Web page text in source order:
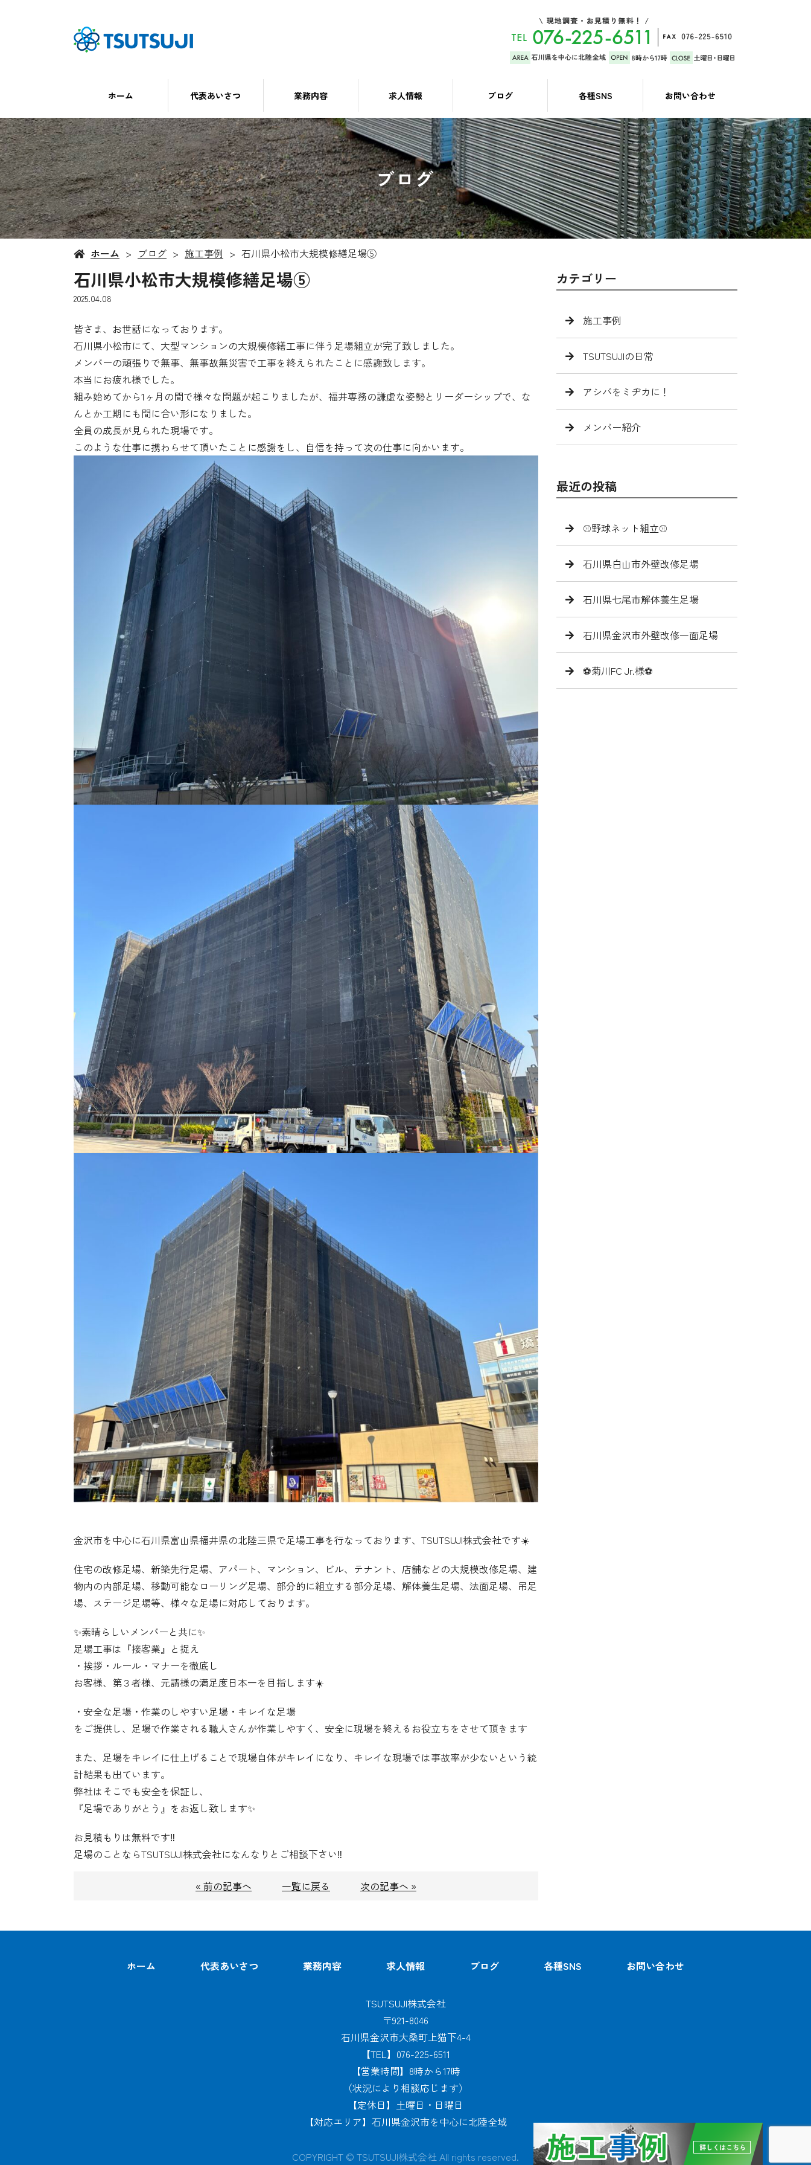
ホーム 代表あいさつ 業務内容 求人情報 ブログ 各種SNS お問い合わせ
ブログ
ホーム ブログ 施工事例 石川県小松市大規模修繕足場⑤
石川県小松市大規模修繕足場⑤
2025.04.08
皆さま、お世話になっております。
石川県小松市にて、大型マンションの大規模修繕工事に伴う足場組立が完了致しました。
メンバーの頑張りで無事、無事故無災害で工事を終えられたことに感謝致します。
本当にお疲れ様でした。
組み始めてから1ヶ月の間で様々な問題が起こりましたが、福井専務の謙虚な姿勢とリーダーシップで、な
んとか工期にも間に合い形になりました。
全員の成長が見られた現場です。
このような仕事に携わらせて頂いたことに感謝をし、自信を持って次の仕事に向かいます。
金沢市を中心に石川県富山県福井県の北陸三県で足場工事を行なっております、TSUTSUJI株式会社です☀️
住宅の改修足場、新築先行足場、アパート、マンション、ビル、テナント、店舗などの大規模改修足場、建
物内の内部足場、移動可能なローリング足場、部分的に組立する部分足場、解体養生足場、法面足場、吊足
場、ステージ足場等、様々な足場に対応しております。
✨素晴らしいメンバーと共に✨
足場工事は『接客業』と捉え
・挨拶・ルール・マナーを徹底し
お客様、第３者様、元請様の満足度日本一を目指します☀️
・安全な足場・作業のしやすい足場・キレイな足場
をご提供し、足場で作業される職人さんが作業しやすく、安全に現場を終えるお役立ちをさせて頂きます
また、足場をキレイに仕上げることで現場自体がキレイになり、キレイな現場では事故率が少ないという統
計結果も出ています。
弊社はそこでも安全を保証し、
『足場でありがとう』をお返し致します✨
お見積もりは無料です‼️
足場のことならTSUTSUJI株式会社になんなりとご相談下さい‼️
« 前の記事へ 一覧に戻る 次の記事へ »
カテゴリー
施工事例
TSUTSUJIの日常
アシバをミヂカに！
メンバー紹介
最近の投稿
⚾️野球ネット組立⚾️
石川県白山市外壁改修足場
石川県七尾市解体養生足場
石川県金沢市外壁改修一面足場
⚽️菊川FC Jr.様⚽️
ホーム 代表あいさつ 業務内容 求人情報 ブログ 各種SNS お問い合わせ
TSUTSUJI株式会社
〒921-8046
石川県金沢市大桑町上猫下4-4
【TEL】076-225-6511
【営業時間】8時から17時
（状況により相談応じます）
【定休日】土曜日・日曜日
【対応エリア】石川県金沢市を中心に北陸全域
COPYRIGHT © TSUTSUJI株式会社 All rights reserved.